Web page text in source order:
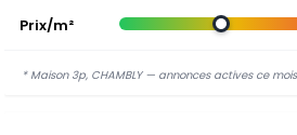
Prix/m²
* Maison 3p, CHAMBLY — annonces actives ce mois